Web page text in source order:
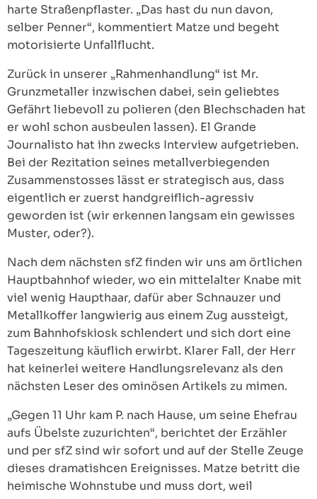
harte Straßenpflaster. „Das hast du nun davon,
selber Penner“, kommentiert Matze und begeht
motorisierte Unfallflucht.
Zurück in unserer „Rahmenhandlung“ ist Mr.
Grunzmetaller inzwischen dabei, sein geliebtes
Gefährt liebevoll zu polieren (den Blechschaden hat
er wohl schon ausbeulen lassen). El Grande
Journalisto hat ihn zwecks Interview aufgetrieben.
Bei der Rezitation seines metallverbiegenden
Zusammenstosses lässt er strategisch aus, dass
eigentlich er zuerst handgreiflich-agressiv
geworden ist (wir erkennen langsam ein gewisses
Muster, oder?).
Nach dem nächsten sfZ finden wir uns am örtlichen
Hauptbahnhof wieder, wo ein mittelalter Knabe mit
viel wenig Haupthaar, dafür aber Schnauzer und
Metallkoffer langwierig aus einem Zug aussteigt,
zum Bahnhofskiosk schlendert und sich dort eine
Tageszeitung käuflich erwirbt. Klarer Fall, der Herr
hat keinerlei weitere Handlungsrelevanz als den
nächsten Leser des ominösen Artikels zu mimen.
„Gegen 11 Uhr kam P. nach Hause, um seine Ehefrau
aufs Übelste zuzurichten“, berichtet der Erzähler
und per sfZ sind wir sofort und auf der Stelle Zeuge
dieses dramatishcen Ereignisses. Matze betritt die
heimische Wohnstube und muss dort, weil